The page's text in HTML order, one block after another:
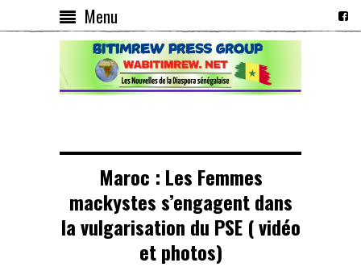
Menu
Maroc : Les Femmes
mackystes s’engagent dans
la vulgarisation du PSE ( vidéo
et photos)